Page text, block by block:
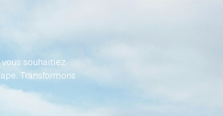
souhaitiez
Transformons